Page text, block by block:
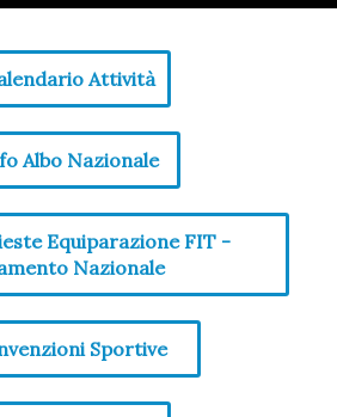
Attività
Albo Nazionale
Equiparazione FIT -
Nazionale
Sportive